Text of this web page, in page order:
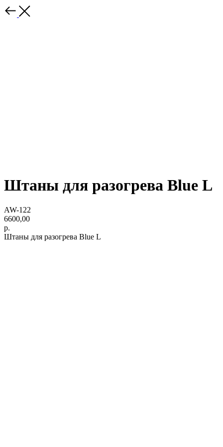
Штаны для разогрева Blue L
AW-122
6600,00
р.
Штаны для разогрева Blue L